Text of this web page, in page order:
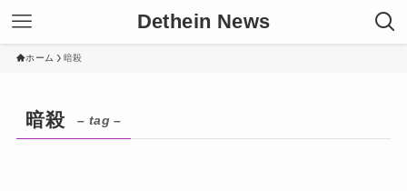
Dethein News
ホーム 暗殺
暗殺 – tag –